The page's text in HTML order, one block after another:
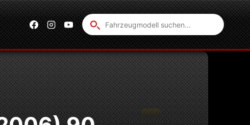
Fahrzeug
suchen